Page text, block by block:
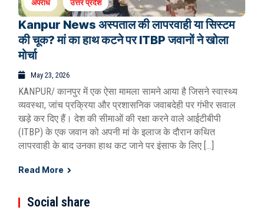
अपराध उत्तर प्रदेश
Kanpur News अस्पताल की लापरवाही या सिस्टम
की चूक? मां का हाथ कटने पर ITBP जवानों ने खोला
मोर्चा
May 23, 2026
KANPUR/ कानपुर में एक ऐसा मामला सामने आया है जिसने स्वास्थ्य
व्यवस्था, जांच प्रक्रिया और प्रशासनिक जवाबदेही पर गंभीर सवाल
खड़े कर दिए हैं। देश की सीमाओं की रक्षा करने वाले आईटीबीपी
(ITBP) के एक जवान को अपनी मां के इलाज के दौरान कथित
लापरवाही के बाद उनका हाथ कट जाने पर इंसाफ के लिए […]
Read More
Social share